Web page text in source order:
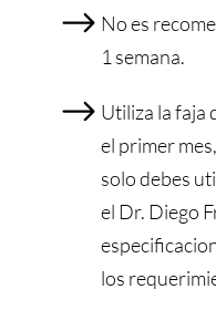
No es
1 semana.
Utiliza la faja
el primer
solo debes
el Dr. Diego
los